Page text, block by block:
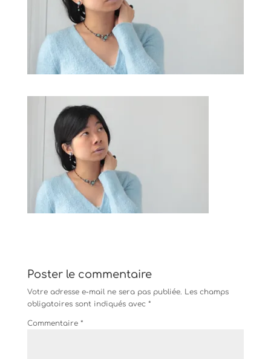
Poster le commentaire
Votre adresse e-mail ne sera pas publiée. Les champs
obligatoires sont indiqués avec *
Commentaire *